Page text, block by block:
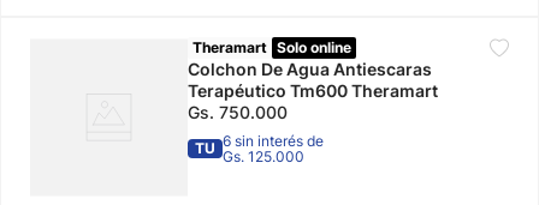
Theramart Solo online
Colchon De Agua Antiescaras
Terapéutico Tm600 Theramart
Gs. 750.000
TU 6 sin interés de
Gs. 125.000